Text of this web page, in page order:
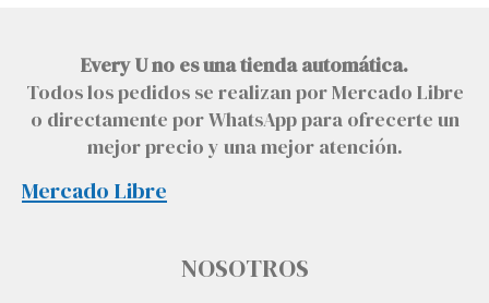
Every U no es una tienda automática.
Todos los pedidos se realizan por Mercado Libre
o directamente por WhatsApp para ofrecerte un
mejor precio y una mejor atención.
Mercado Libre
NOSOTROS